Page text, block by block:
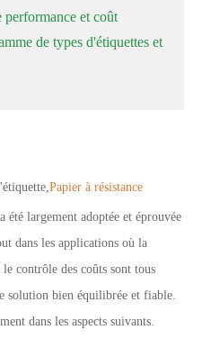
et coût
de types d'étiquettes et
Papier à résistance
été largement adoptée et éprouvée
dans les applications où la
contrôle des coûts sont tous
bien équilibrée et fiable.
dans les aspects suivants.